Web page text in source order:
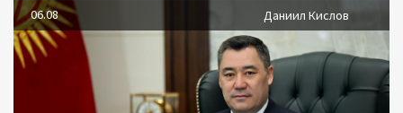
06.08 Даниил Кислов